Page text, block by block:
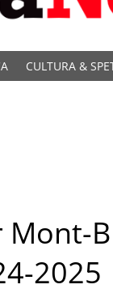
CULTURA &
2025